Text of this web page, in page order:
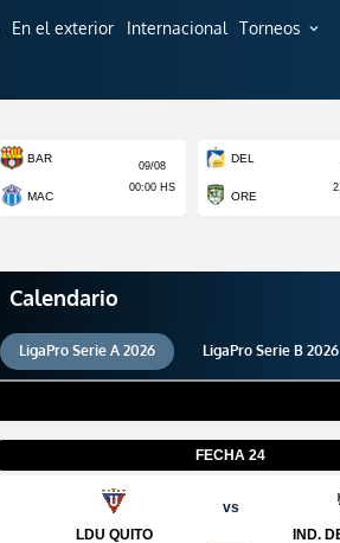
En el exterior Internacional Torneos expand_more
Calendario
LigaPro Serie A 2026 LigaPro Serie B 2026